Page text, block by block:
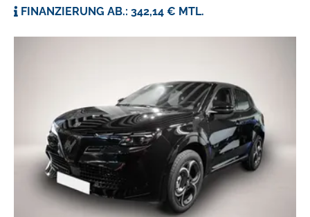
FINANZIERUNG AB.: 342,14 € MTL.